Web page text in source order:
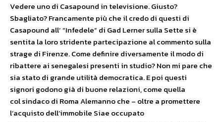
Vedere uno di Casapound in televisione. Giusto?
Sbagliato? Francamente più che il credo di questi di
Casapound all’ “Infedele” di Gad Lerner sulla Sette si è
sentita la loro stridente partecipazione al commento sulla
strage di Firenze. Come definire diversamente il modo di
ribattere ai senegalesi presenti in studio? Non mi pare che
sia stato di grande utilità democratica. E poi questi
signori godono già di buone relazioni, come quella
col sindaco di Roma Alemanno che – oltre a promettere
l’acquisto dell’immobile Siae occupato